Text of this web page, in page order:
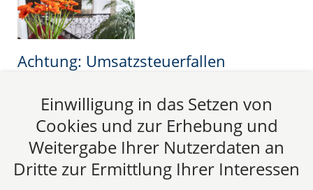
Achtung: Umsatzsteuerfallen
nicht ohne Stolz, dass jede
Umsatzsteuersonderprüfung in 2016 im
Durchschnitt zu einem Mehrergebnis von gut 0,92
Mio. € geführt hat. Insgesamt seien im Jahre 2016
Mehrergebnisse...
Einwilligung in das Setzen von
Cookies und zur Erhebung und
Weitergabe Ihrer Nutzerdaten an
Dritte zur Ermittlung Ihrer Interessen